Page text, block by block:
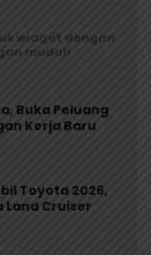
widget dengan
mudah
Buka Peluang
Kerja Baru
Toyota 2026,
Land Cruiser